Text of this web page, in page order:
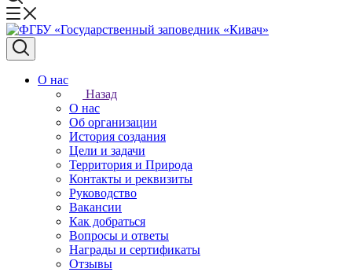
О нас
Назад
О нас
Об организации
История создания
Цели и задачи
Территория и Природа
Контакты и реквизиты
Руководство
Вакансии
Как добраться
Вопросы и ответы
Награды и сертификаты
Отзывы